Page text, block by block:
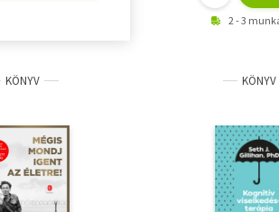
2 - 3
KÖNYV KÖNYV